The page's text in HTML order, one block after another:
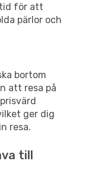
för att
pärlor och
bortom
att resa på
ger dig
resa.
till